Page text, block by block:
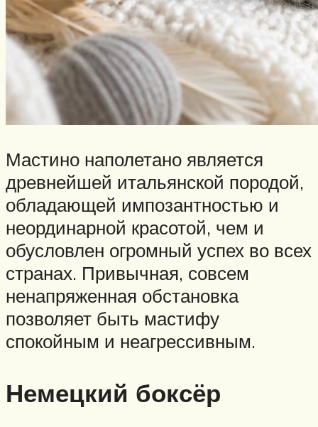
Мастино наполетано является
древнейшей итальянской породой,
обладающей импозантностью и
неординарной красотой, чем и
обусловлен огромный успех во всех
странах. Привычная, совсем
ненапряженная обстановка
позволяет быть мастифу
спокойным и неагрессивным.
Немецкий боксёр